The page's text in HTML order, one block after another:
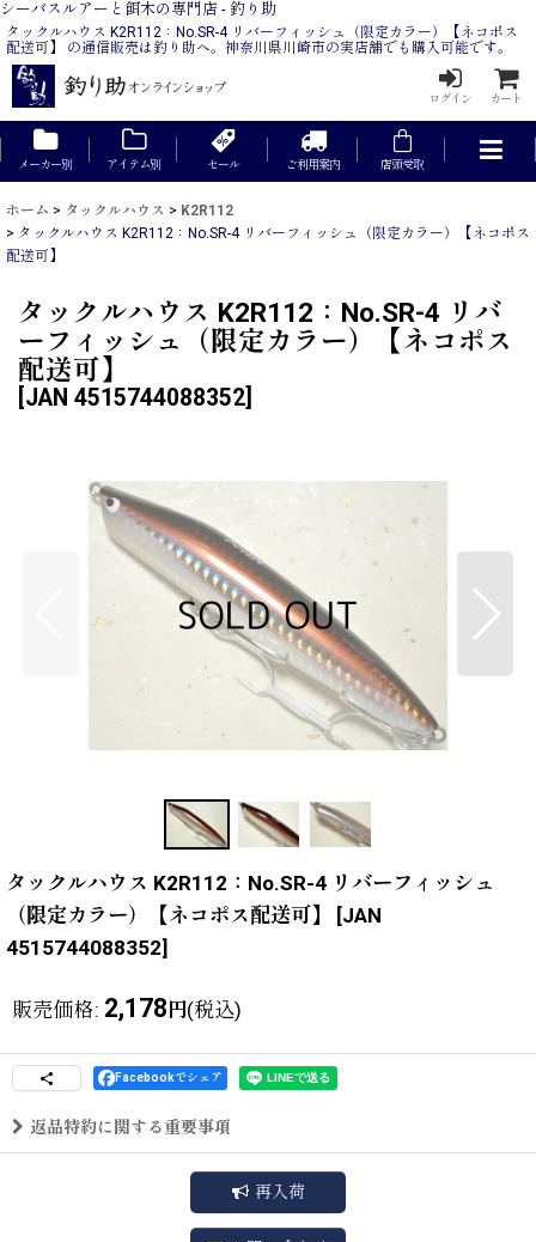
シーバスルアーと餌木の専門店 - 釣り助
タックルハウス K2R112：No.SR-4 リバーフィッシュ（限定カラー）【ネコポス
配送可】 の通信販売は釣り助へ。神奈川県川崎市の実店舗でも購入可能です。
ログイン カート
メーカー別 アイテム別 セール ご利用案内 店頭受取
ホーム > タックルハウス > K2R112
> タックルハウス K2R112：No.SR-4 リバーフィッシュ（限定カラー）【ネコポス
配送可】
タックルハウス K2R112：No.SR-4 リバ
ーフィッシュ（限定カラー）【ネコポス
配送可】
JAN 4515744088352
タックルハウス K2R112：No.SR-4 リバーフィッシュ
（限定カラー）【ネコポス配送可】
[JAN
4515744088352]
販売価格: 2,178円(税込)
Facebookでシェア
返品特約に関する重要事項
再入荷